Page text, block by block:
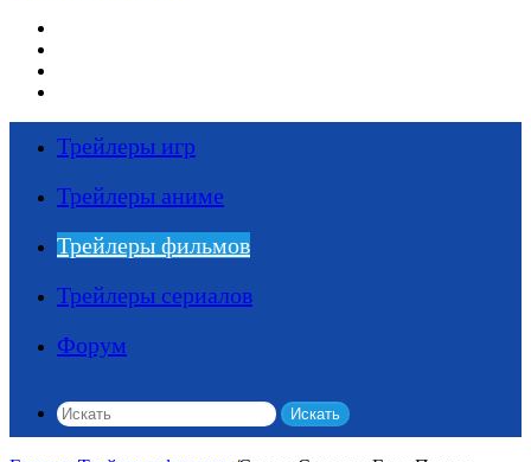
Трейлеры игр
Трейлеры аниме
Трейлеры фильмов
Трейлеры сериалов
Форум
Искать